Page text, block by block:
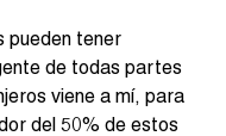
pueden tener
de todas partes
viene a mí, para
del 50% de estos